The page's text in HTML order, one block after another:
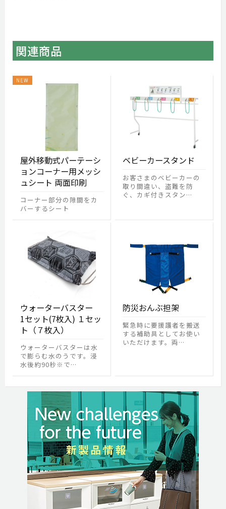
関連商品
屋外移動式パーテーシ
ョンコーナー用メッシ
ュシート 両面印刷
コーナー部分の隙間をカ
バーするシート
ベビーカースタンド
お客さまのベビーカーの
取り間違い、盗難を防
ぐ、カギ付きスタン…
ウォーターバスター
1セット(7枚入) １セッ
ト（７枚入）
ウォーターバスターは水
で膨らむ水のうです。浸
水後約90秒※で…
防災おんぶ担架
緊急時に要援護者を搬送
する補助具としてお使い
いただけます。両…